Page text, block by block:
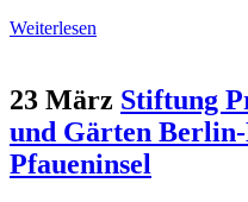
Weiterlesen
23 März Stiftung
und Gärten
Pfaueninsel